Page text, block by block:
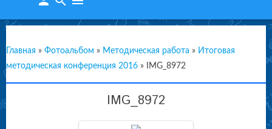
Главная » Фотоальбом » Методическая работа » Итоговая
методическая конференция 2016 » IMG_8972
IMG_8972